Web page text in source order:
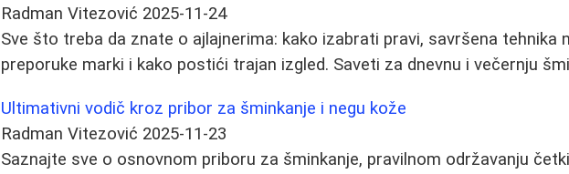
Radman Vitezović 2025-11-24
Sve što treba da znate o ajlajnerima: kako izabrati pravi, savršena tehnika
preporuke marki i kako postići trajan izgled. Saveti za dnevnu i večernju
Ultimativni vodič kroz pribor za šminkanje i negu kože
Radman Vitezović 2025-11-23
Saznajte sve o osnovnom priboru za šminkanje, pravilnom održavanju